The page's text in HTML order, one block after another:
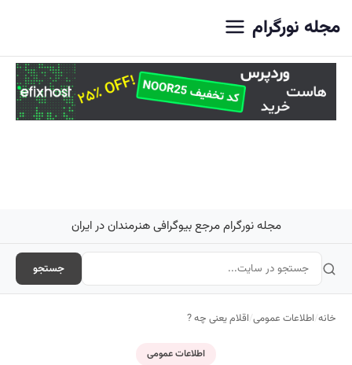
مجله نورگرام
مجله نورگرام مرجع بیوگرافی هنرمندان در ایران
جستجو
خانه/اطلاعات عمومی/اقلام یعنی چه ?
اطلاعات عمومی